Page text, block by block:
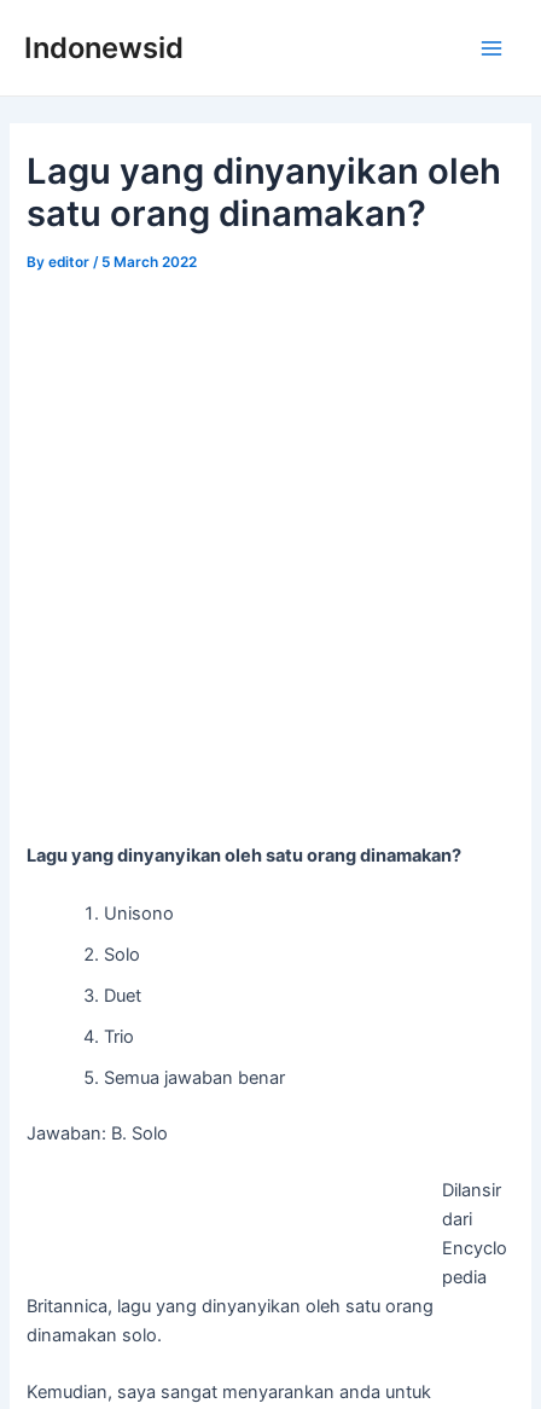
Indonewsid
Lagu yang dinyanyikan oleh
satu orang dinamakan?
Byeditor / 5 March 2022
Lagu yang dinyanyikan oleh satu orang dinamakan?
Unisono
Solo
Duet
Trio
Semua jawaban benar
Jawaban: B. Solo
Dilansir
dari
Encyclo
pedia
Britannica, lagu yang dinyanyikan oleh satu orang
dinamakan solo.
Kemudian, saya sangat menyarankan anda untuk